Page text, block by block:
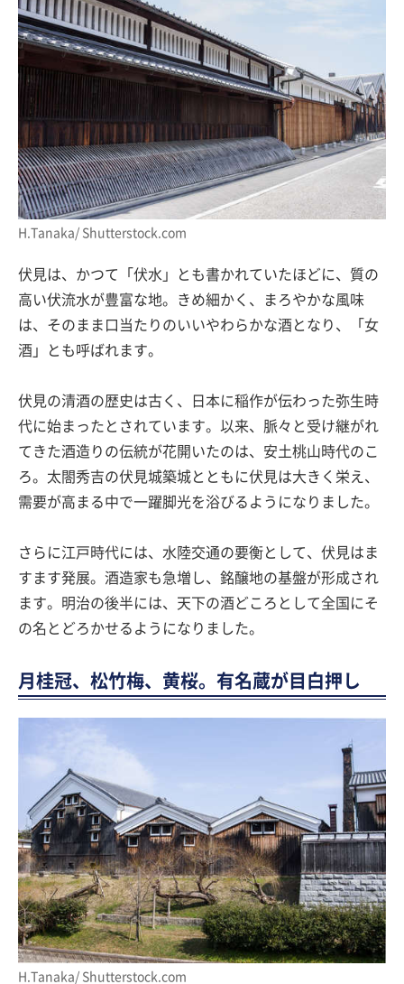
H.Tanaka/ Shutterstock.com
伏見は、かつて「伏水」とも書かれていたほどに、質の
高い伏流水が豊富な地。きめ細かく、まろやかな風味
は、そのまま口当たりのいいやわらかな酒となり、「女
酒」とも呼ばれます。
伏見の清酒の歴史は古く、日本に稲作が伝わった弥生時
代に始まったとされています。以来、脈々と受け継がれ
てきた酒造りの伝統が花開いたのは、安土桃山時代のこ
ろ。太閤秀吉の伏見城築城とともに伏見は大きく栄え、
需要が高まる中で一躍脚光を浴びるようになりました。
さらに江戸時代には、水陸交通の要衡として、伏見はま
すます発展。酒造家も急増し、銘醸地の基盤が形成され
ます。明治の後半には、天下の酒どころとして全国にそ
の名とどろかせるようになりました。
月桂冠、松竹梅、黄桜。有名蔵が目白押し
H.Tanaka/ Shutterstock.com